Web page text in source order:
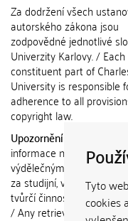
Tyto
cookies
Za dodržení všech
autorského zákona jsou
zodpovědné jednotlivé
Univerzity Karlovy. / Each
constituent part of
University is responsible
adherence to all
copyright law.
Upozornění / Notice:
informace nemohou být
výdělečným účelům
za studijní, vědeckou
tvůrčí činnost jiné osoby
/ Any retrieved